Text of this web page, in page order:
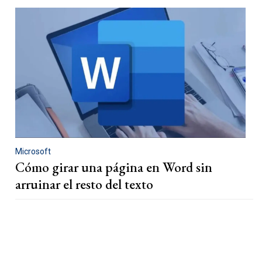
Microsoft
Cómo girar una página en Word sin
arruinar el resto del texto